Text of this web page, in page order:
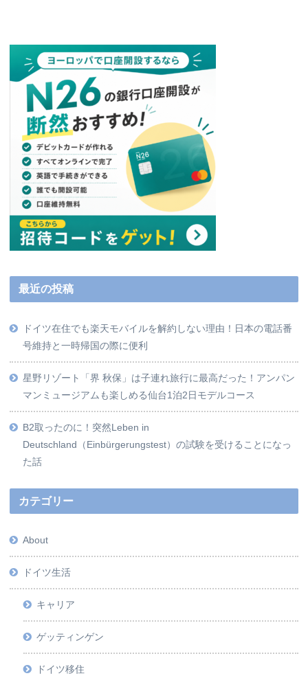
最近の投稿
ドイツ在住でも楽天モバイルを解約しない理由！日本の電話番
号維持と一時帰国の際に便利
星野リゾート「界 秋保」は子連れ旅行に最高だった！アンパン
マンミュージアムも楽しめる仙台1泊2日モデルコース
B2取ったのに！突然Leben in
Deutschland（Einbürgerungstest）の試験を受けることになっ
た話
カテゴリー
About
ドイツ生活
キャリア
ゲッティンゲン
ドイツ移住